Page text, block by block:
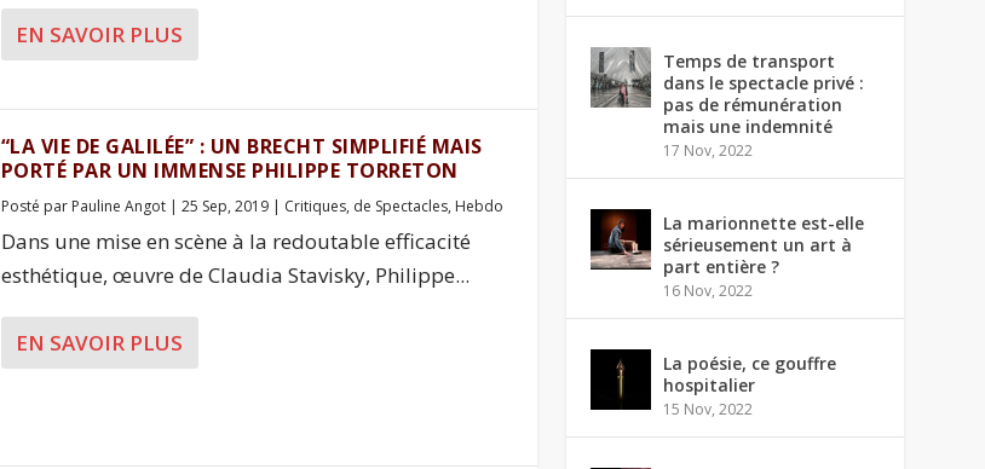
EN SAVOIR PLUS
“LA VIE DE GALILÉE” : UN BRECHT SIMPLIFIÉ MAIS
PORTÉ PAR UN IMMENSE PHILIPPE TORRETON
Posté par Pauline Angot| 25 Sep, 2019| Critiques, de Spectacles, Hebdo
Dans une mise en scène à la redoutable efficacité
esthétique, œuvre de Claudia Stavisky, Philippe...
EN SAVOIR PLUS
Temps de transport
dans le spectacle privé :
pas de rémunération
mais une indemnité
17 Nov, 2022
La marionnette est-elle
sérieusement un art à
part entière ?
16 Nov, 2022
La poésie, ce gouffre
hospitalier
15 Nov, 2022